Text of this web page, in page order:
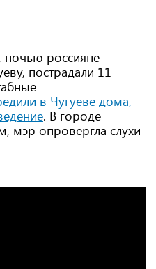
ночью россияне
пострадали 11
в Чугуеве дома,
. В городе
мэр опровергла слухи